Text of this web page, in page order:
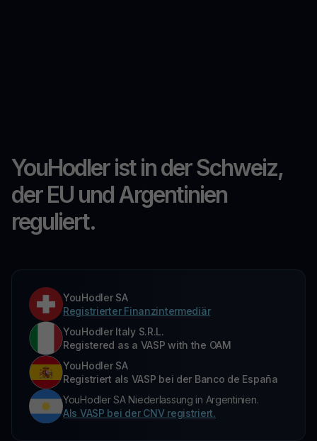
YouHodler ist in der Schweiz,
der EU und Argentinien
reguliert.
YouHodler SA
Registrierter Finanzintermediär
YouHodler Italy S.R.L.
Registered as a VASP with the OAM
YouHodler SA
Registriert als VASP bei der Banco de España
YouHodler SA Niederlassung in Argentinien.
Als VASP bei der CNV registriert.